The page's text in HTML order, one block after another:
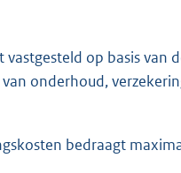
op basis van
onderhoud,
bedraagt